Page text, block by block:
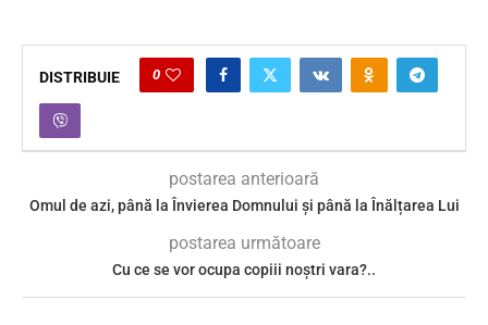
DISTRIBUIE 0
postarea anterioară
Omul de azi, până la Învierea Domnului și până la Înălțarea Lui
postarea următoare
Cu ce se vor ocupa copiii noștri vara?..